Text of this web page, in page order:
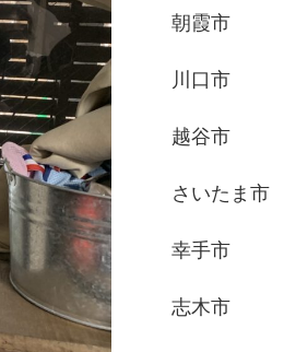
朝霞市
川口市
越谷市
さいたま市
幸手市
志木市